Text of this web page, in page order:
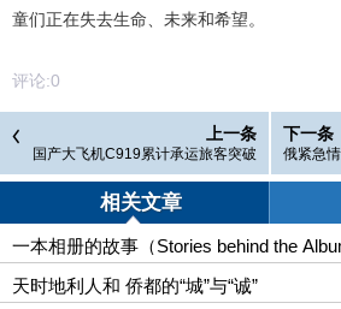
童们正在失去生命、未来和希望。
评论:0
上一条
国产大飞机C919累计承运旅客突破
100万人次
下一条
俄紧急
件列为
相关文章
一本相册的故事（Stories behind the
天时地利人和 侨都的“城”与“诚”